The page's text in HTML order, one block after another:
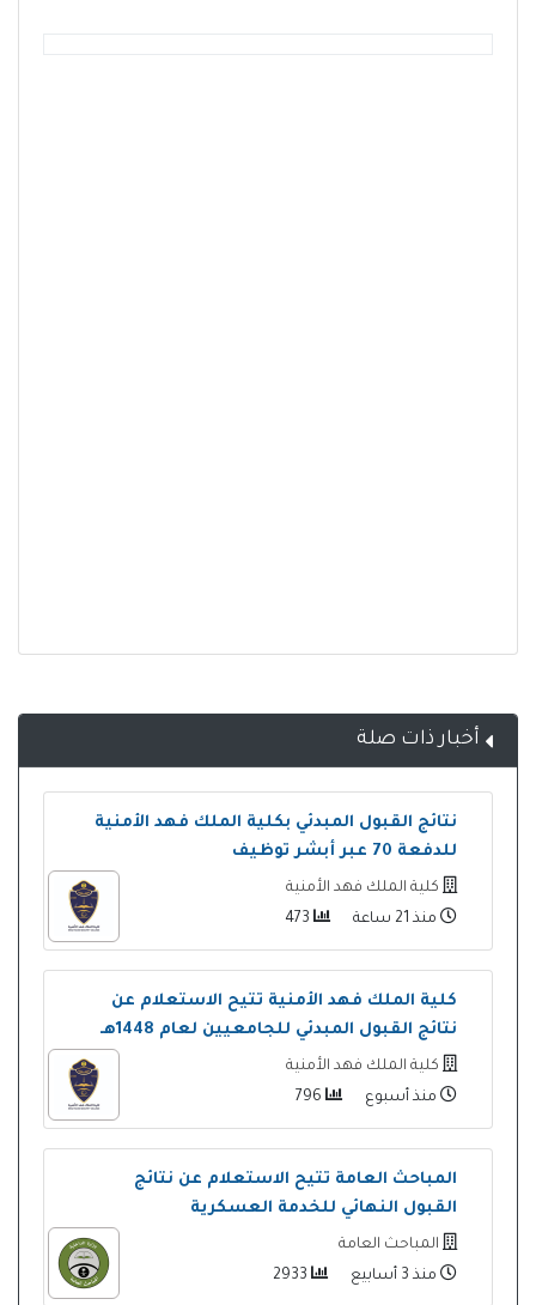
أخبار ذات صلة
نتائج القبول المبدئي بكلية الملك فهد الأمنية
للدفعة 70 عبر أبشر توظيف
كلية الملك فهد الأمنية
منذ 21 ساعة
كلية الملك فهد الأمنية تتيح الاستعلام عن
نتائج القبول المبدئي للجامعيين لعام 1448هـ
كلية الملك فهد الأمنية
منذ أسبوع
المباحث العامة تتيح الاستعلام عن نتائج
القبول النهائي للخدمة العسكرية
المباحث العامة
منذ 3 أسابيع